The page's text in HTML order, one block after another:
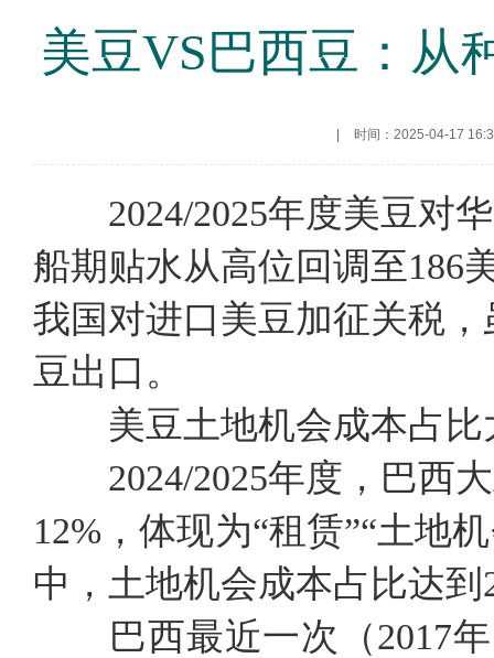
美豆VS巴西豆：从
时间：2025-04-17
2024/2025年度美豆对
船期贴水从高位回调至186
我国对进口美豆加征关税
豆出口。
美豆土地机会成本占比
2024/2025年度，巴西大
12%，体现为“租赁”“土地
中，土地机会成本占比达到
巴西最近一次（2017年